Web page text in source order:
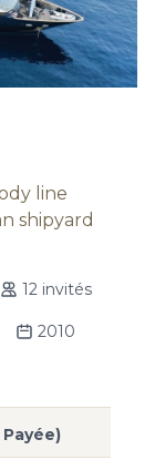
line
shipyard
12 invités
2010